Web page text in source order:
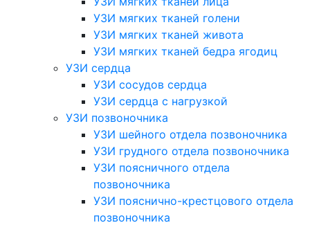
УЗИ мягких тканей голени
УЗИ мягких тканей живота
УЗИ мягких тканей бедра ягодиц
УЗИ сердца
УЗИ сосудов сердца
УЗИ сердца с нагрузкой
УЗИ позвоночника
УЗИ шейного отдела позвоночника
УЗИ грудного отдела позвоночника
УЗИ поясничного отдела
позвоночника
УЗИ пояснично-крестцового отдела
позвоночника